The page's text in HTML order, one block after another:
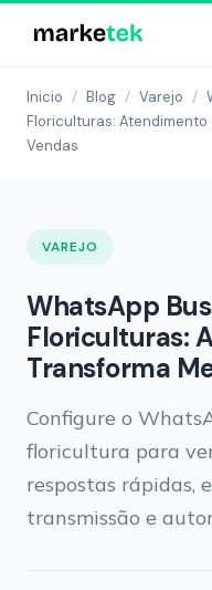
Inicio / Blog / Varejo /
Floriculturas: Atendimento
Vendas
VAREJO
WhatsApp
Floriculturas:
Transforma
Configure o
floricultura para
respostas rápidas,
transmissão e